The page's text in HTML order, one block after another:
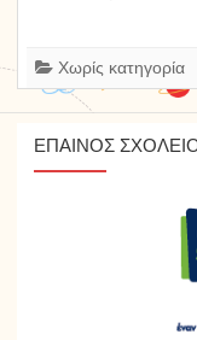
Χωρίς κατηγορία
ΕΠΑΙΝΟΣ